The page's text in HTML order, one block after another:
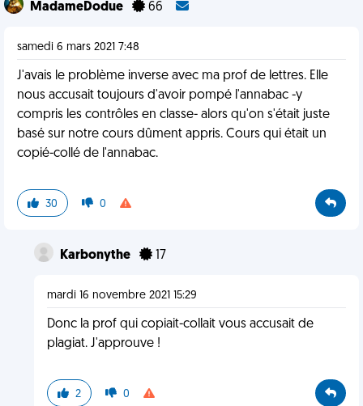
MadameDodue 66
samedi 6 mars 2021 7:48
J'avais le problème inverse avec ma prof de lettres. Elle
nous accusait toujours d'avoir pompé l'annabac -y
compris les contrôles en classe- alors qu'on s'était juste
basé sur notre cours dûment appris. Cours qui était un
copié-collé de l'annabac.
30 0
Karbonythe 17
mardi 16 novembre 2021 15:29
Donc la prof qui copiait-collait vous accusait de
plagiat. J'approuve !
2 0